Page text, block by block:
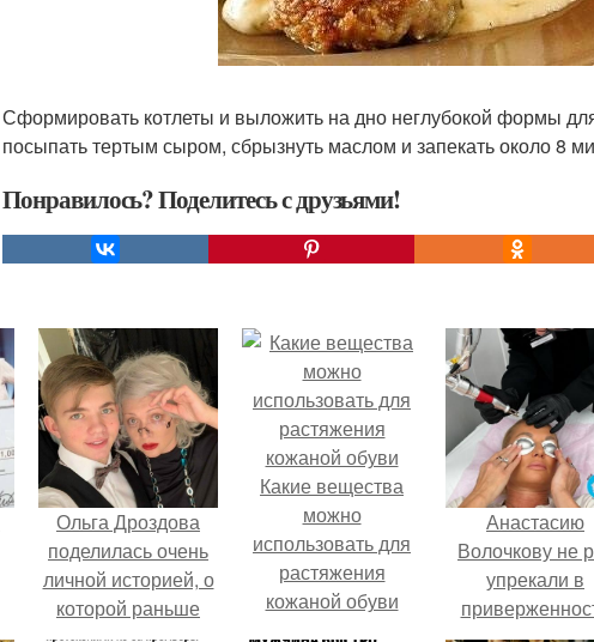
Сформировать котлеты и выложить на дно неглубокой формы
посыпать тертым сыром, сбрызнуть маслом и запекать около 8
Понравилось? Поделитесь с друзьями!
Ольга Дроздова
поделилась очень
личной историей, о
которой раньше
Какие вещества
можно
использовать для
растяжения
кожаной обуви
Анастасию
Волочкову не
упрекали в